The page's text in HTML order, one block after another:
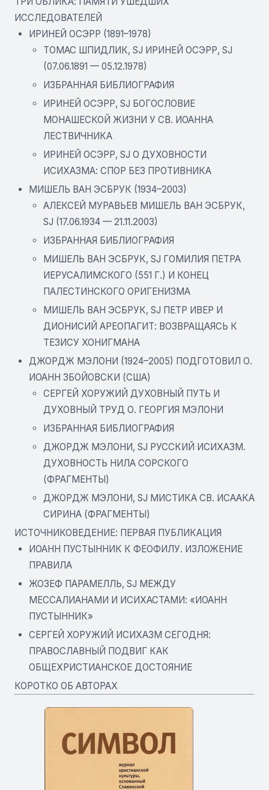
ИССЛЕДОВАТЕЛЕЙ
ИРИНЕЙ ОСЭРР (1891–1978)
ТОМАС ШПИДЛИК, SJ ИРИНЕЙ ОСЭРР, SJ
(07.06.1891 — 05.12.1978)
ИЗБРАННАЯ БИБЛИОГРАФИЯ
ИРИНЕЙ ОСЭРР, SJ БОГОСЛОВИЕ
МОНАШЕСКОЙ ЖИЗНИ У СВ. ИОАННА
ЛЕСТВИЧНИКА
ИРИНЕЙ ОСЭРР, SJ О ДУХОВНОСТИ
ИСИХАЗМА: СПОР БЕЗ ПРОТИВНИКА
МИШЕЛЬ ВАН ЭСБРУК (1934–2003)
АЛЕКСЕЙ МУРАВЬЕВ МИШЕЛЬ ВАН ЭСБРУК,
SJ (17.06.1934 — 21.11.2003)
ИЗБРАННАЯ БИБЛИОГРАФИЯ
МИШЕЛЬ ВАН ЭСБРУК, SJ ГОМИЛИЯ ПЕТРА
ИЕРУСАЛИМСКОГО (551 Г.) И КОНЕЦ
ПАЛЕСТИНСКОГО ОРИГЕНИЗМА
МИШЕЛЬ ВАН ЭСБРУК, SJ ПЕТР ИВЕР И
ДИОНИСИЙ АРЕОПАГИТ: ВОЗВРАЩАЯСЬ К
ТЕЗИСУ ХОНИГМАНА
ДЖОРДЖ МЭЛОНИ (1924–2005) ПОДГОТОВИЛ О.
ИОАНН ЗБОЙОВСКИ (США)
СЕРГЕЙ ХОРУЖИЙ ДУХОВНЫЙ ПУТЬ И
ДУХОВНЫЙ ТРУД О. ГЕОРГИЯ МЭЛОНИ
ИЗБРАННАЯ БИБЛИОГРАФИЯ
ДЖОРДЖ МЭЛОНИ, SJ РУССКИЙ ИСИХАЗМ.
ДУХОВНОСТЬ НИЛА СОРСКОГО
(ФРАГМЕНТЫ)
ДЖОРДЖ МЭЛОНИ, SJ МИСТИКА СВ. ИСААКА
СИРИНА (ФРАГМЕНТЫ)
ИСТОЧНИКОВЕДЕНИЕ: ПЕРВАЯ ПУБЛИКАЦИЯ
ИОАНН ПУСТЫННИК К ФЕОФИЛУ. ИЗЛОЖЕНИЕ
ПРАВИЛА
ЖОЗЕФ ПАРАМЕЛЛЬ, SJ МЕЖДУ
МЕССАЛИАНАМИ И ИСИХАСТАМИ: «ИОАНН
ПУСТЫННИК»
СЕРГЕЙ ХОРУЖИЙ ИСИХАЗМ СЕГОДНЯ:
ПРАВОСЛАВНЫЙ ПОДВИГ КАК
ОБЩЕХРИСТИАНСКОЕ ДОСТОЯНИЕ
КОРОТКО ОБ АВТОРАХ